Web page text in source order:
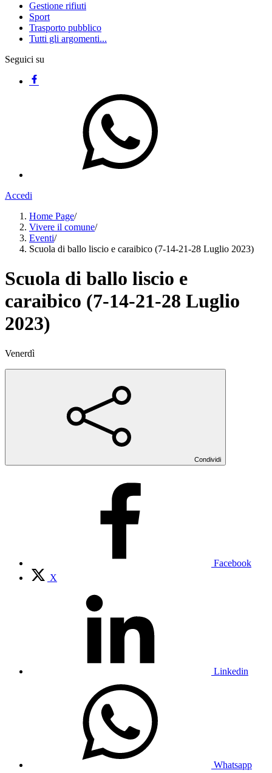
Gestione rifiuti
Sport
Trasporto pubblico
Tutti gli argomenti...
Seguici su
Accedi
Home Page/
Vivere il comune/
Eventi/
Scuola di ballo liscio e caraibico (7-14-21-28 Luglio 2023)
Scuola di ballo liscio e
caraibico (7-14-21-28 Luglio
2023)
Venerdì
Condividi
Facebook
X
Linkedin
Whatsapp